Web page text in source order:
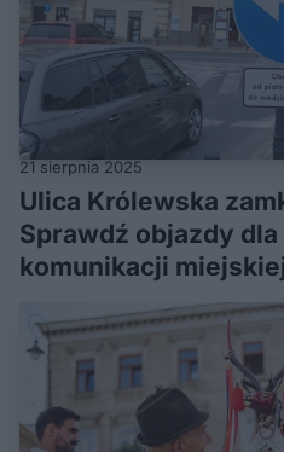
21 sierpnia 2025
Ulica Królewska
Sprawdź objazdy
komunikacji